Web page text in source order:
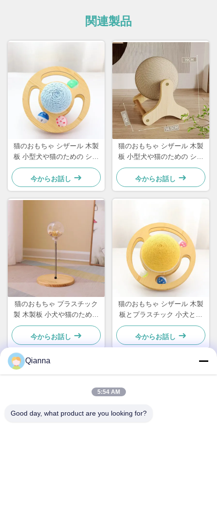
関連製品
猫のおもちゃ シザール 木製
板 小型犬や猫のための シン
プルで実用的な
今からお話し
猫のおもちゃ シザール 木製
板 小型犬や猫のための シン
プルで実用的な
今からお話し
猫のおもちゃ プラスチック
製 木製板 小犬や猫のための
シンプルで実用的な
今からお話し
猫のおもちゃ シザール 木製
板とプラスチック 小犬と猫
のための シンプルで実用的
な
今からお話し
クイックコンタクト
アドレス
Qianna
5:54 AM
Good day, what product are you looking for?